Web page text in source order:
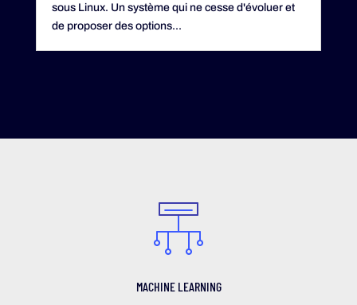
sous Linux. Un système qui ne cesse d'évoluer et
de proposer des options...
MACHINE LEARNING